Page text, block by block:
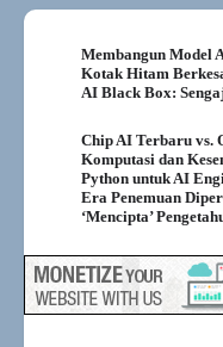
Membangun Model
Kotak Hitam
AI Black Box:
Chip AI Terbaru vs.
Komputasi dan
Python untuk AI
Era Penemuan
‘Mencipta’